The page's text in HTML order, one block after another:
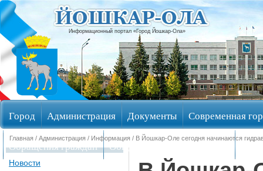
Информационный портал «Город Йошкар-Ола»
Город Администрация Документы Современная
Обращения граждан Общественные обсуждения
Главная / Администрация / Информация / В Йошкар-Оле сегодня начинаются
Новости